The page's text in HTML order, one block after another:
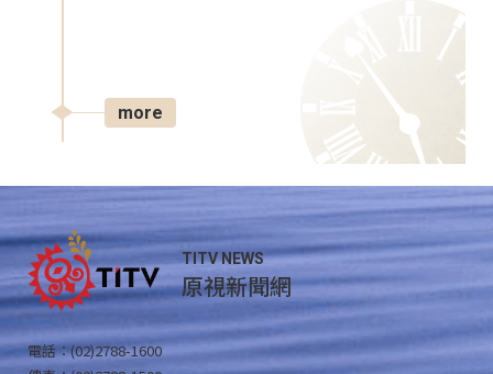
more
TITV NEWS
原視新聞網
電話：(02)2788-1600